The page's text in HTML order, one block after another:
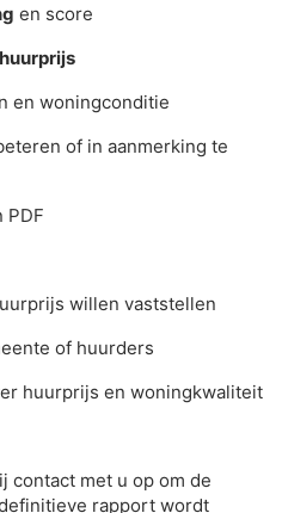
en score
en woningconditie
of in aanmerking te
PDF
willen vaststellen
of huurders
huurprijs en woningkwaliteit
contact met u op om de
rapport wordt